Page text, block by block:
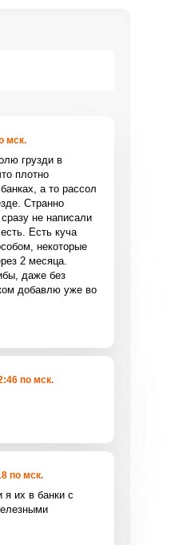
ПРИКРЕПИТЬ
мск.
грузди в
плотно
а то рассол
Странно
не написали
Есть куча
некоторые
2 месяца.
даже без
добавлю уже во
по мск.
по мск.
я их в банки с
сетей: